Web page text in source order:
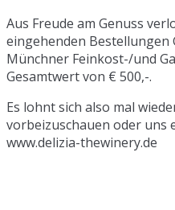
Aus Freude am Genuss
eingehenden
Münchner Feinkost-/und
Gesamtwert von € 500,-.
Es lohnt sich also mal
vorbeizuschauen oder uns
www.delizia-thewinery.de